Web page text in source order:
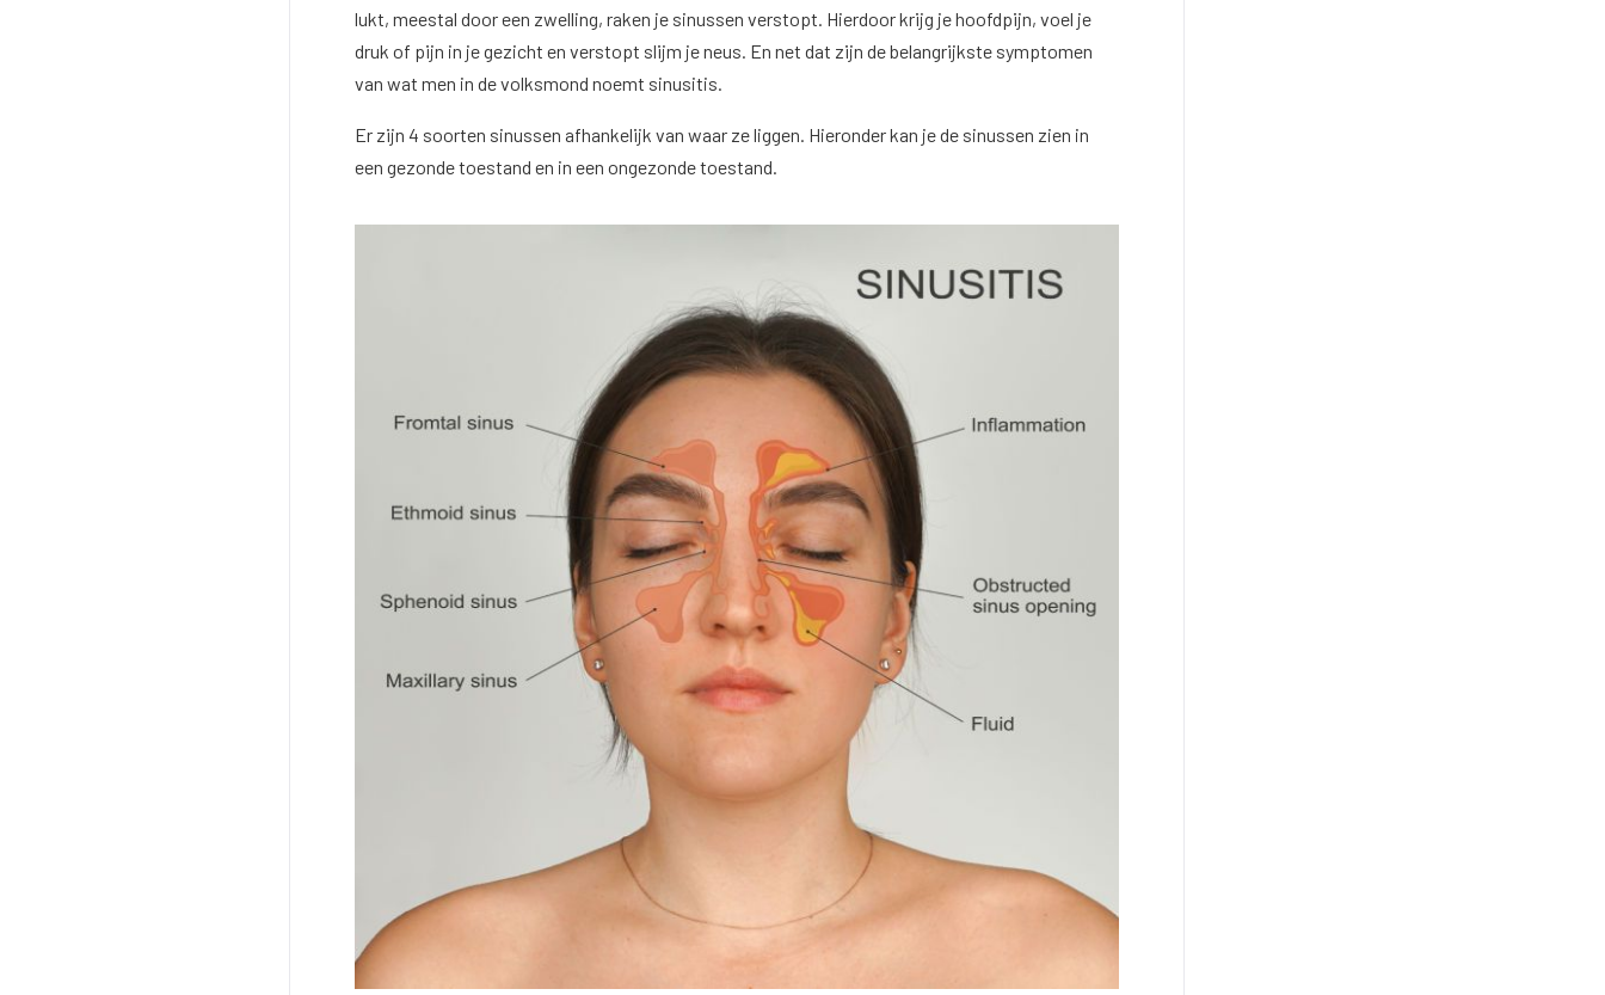
lukt, meestal door een zwelling, raken je sinussen verstopt. Hierdoor krijg je hoofdpijn, voel je
druk of pijn in je gezicht en verstopt slijm je neus. En net dat zijn de belangrijkste symptomen
van wat men in de volksmond noemt sinusitis.
Er zijn 4 soorten sinussen afhankelijk van waar ze liggen. Hieronder kan je de sinussen zien in
een gezonde toestand en in een ongezonde toestand.